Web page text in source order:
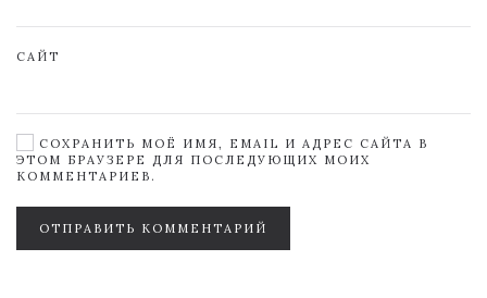
САЙТ
СОХРАНИТЬ МОЁ ИМЯ, EMAIL И АДРЕС САЙТА В
ЭТОМ БРАУЗЕРЕ ДЛЯ ПОСЛЕДУЮЩИХ МОИХ
КОММЕНТАРИЕВ.
ОТПРАВИТЬ КОММЕНТАРИЙ